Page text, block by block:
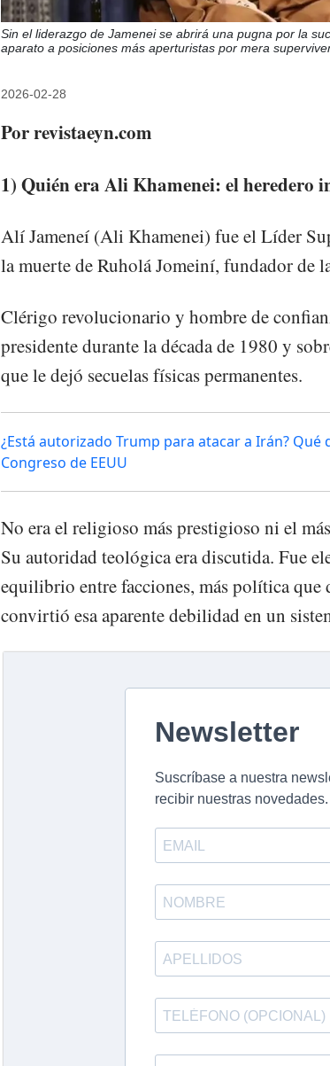
Sin el liderazgo de Jamenei se abrirá una pugna por la
aparato a posiciones más aperturistas por mera
2026-02-28
Por revistaeyn.com
1) Quién era Ali Khamenei: el heredero
Alí Jameneí (Ali Khamenei) fue el Líder
la muerte de Ruholá Jomeiní, fundador de
Clérigo revolucionario y hombre de
presidente durante la década de 1980 y
que le dejó secuelas físicas permanentes.
¿Está autorizado Trump para atacar a Irán? Qué
Congreso de EEUU
No era el religioso más prestigioso ni el
Su autoridad teológica era discutida. Fue
equilibrio entre facciones, más política
convirtió esa aparente debilidad en un